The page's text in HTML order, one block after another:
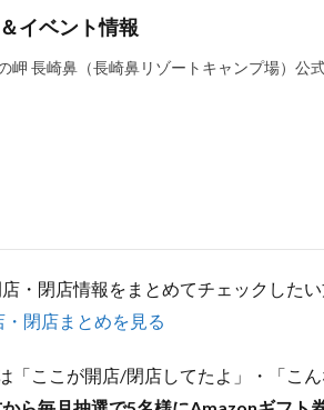
イベント情報
岬 長崎鼻（長崎鼻リゾートキャンプ場）公
・閉店情報をまとめてチェックした
閉店まとめを見る
「ここが開店/閉店してたよ」・「こ